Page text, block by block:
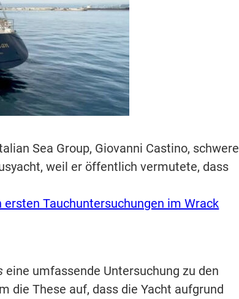
Sea Group, Giovanni Castino, schwere
weil er öffentlich vermutete, dass
Tauchuntersuchungen im Wrack
eine umfassende Untersuchung zu den
die These auf, dass die Yacht aufgrund